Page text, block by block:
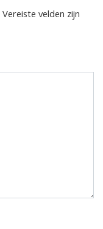
Vereiste velden zijn